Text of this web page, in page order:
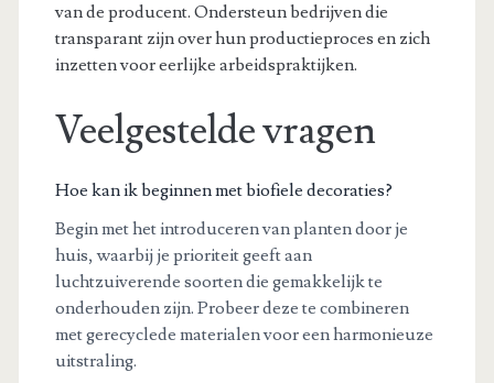
van de producent. Ondersteun bedrijven die
transparant zijn over hun productieproces en zich
inzetten voor eerlijke arbeidspraktijken.
Veelgestelde vragen
Hoe kan ik beginnen met biofiele decoraties?
Begin met het introduceren van planten door je
huis, waarbij je prioriteit geeft aan
luchtzuiverende soorten die gemakkelijk te
onderhouden zijn. Probeer deze te combineren
met gerecyclede materialen voor een harmonieuze
uitstraling.